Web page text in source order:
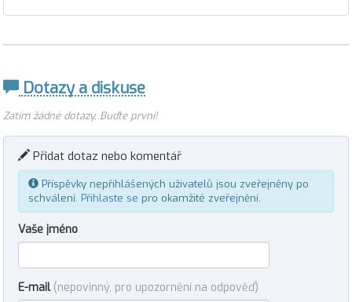
Dotazy a diskuse
Zatím žádné dotazy. Buďte první!
Přidat dotaz nebo komentář
Příspěvky nepřihlášených uživatelů jsou zveřejněny po
schválení. Přihlaste se pro okamžité zveřejnění.
Vaše jméno
E-mail (nepovinný, pro upozornění na odpověď)